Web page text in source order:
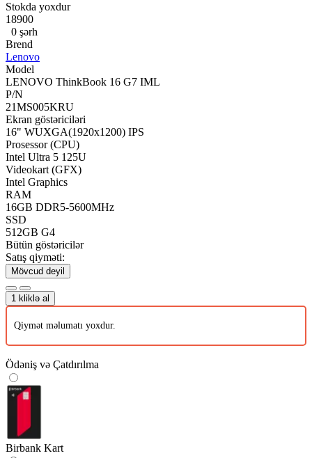
Stokda yoxdur
18900
0 şərh
Brend
Lenovo
Model
LENOVO ThinkBook 16 G7 IML
P/N
21MS005KRU
Ekran göstəriciləri
16" WUXGA(1920x1200) IPS
Prosessor (CPU)
Intel Ultra 5 125U
Videokart (GFX)
Intel Graphics
RAM
16GB DDR5-5600MHz
SSD
512GB G4
Bütün göstəricilər
Satış qiyməti:
Mövcud deyil
1 kliklə al
Qiymət məlumatı yoxdur.
Ödəniş və Çatdırılma
Birbank Kart